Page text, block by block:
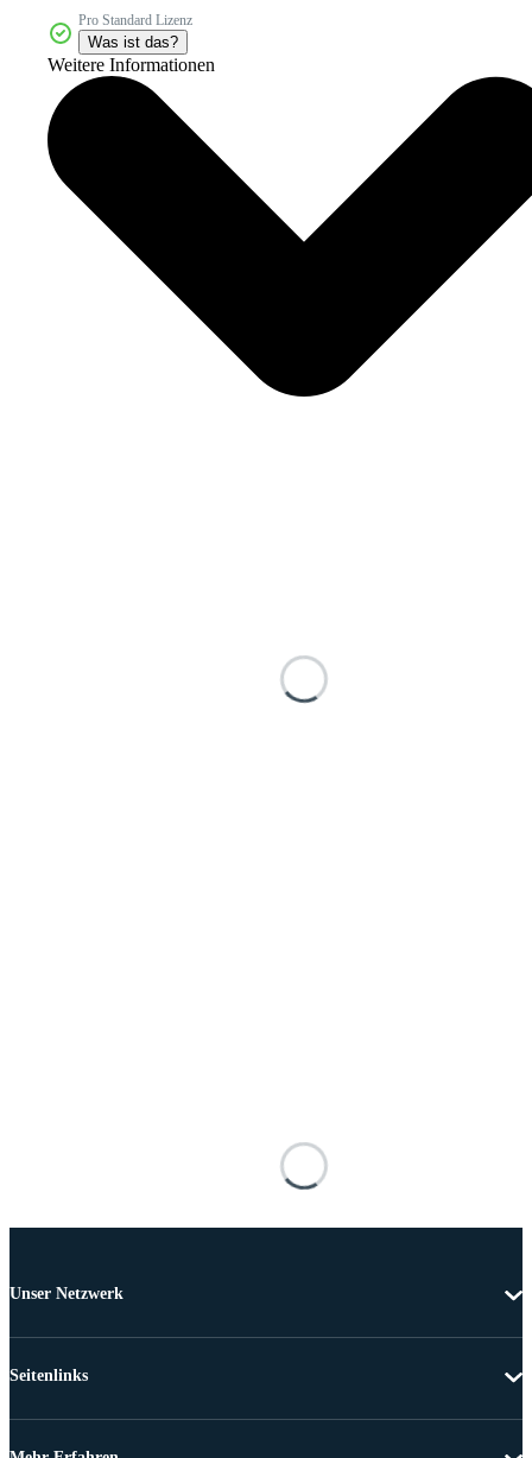
Pro Standard Lizenz
Was ist das?
Weitere Informationen
Unser Netzwerk
Seitenlinks